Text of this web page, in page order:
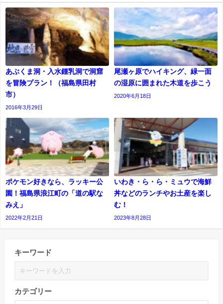
あぶくま洞・入水鍾乳洞で洞窟
を冒険プラン！（福島県田村
市）
2016年3月29日
尾瀬ヶ原でハイキング、緑一面
の湿原に囲まれた木道を歩こう
2020年6月18日
ポケモン好きなら、ラッキー公
園！福島県浪江町の「道の駅な
みえ」
2022年2月21日
いわき・ら・ら・ミュウで海鮮
丼などのランチやお土産を楽し
む！
2023年8月28日
キーワード
カテゴリー